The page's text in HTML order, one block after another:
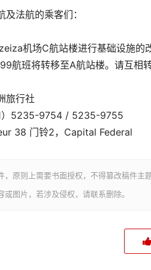
及法航的乘客们：
机场C航站楼进行基础设施
航班将转移至A航站楼。请互相转
旅行社
）5235-9754 / 5235-9755
38 门铃2，Capital Federal
，原则上需要书面授权，不得篡改稿件主
或图片，若涉及侵权，请联系删除。